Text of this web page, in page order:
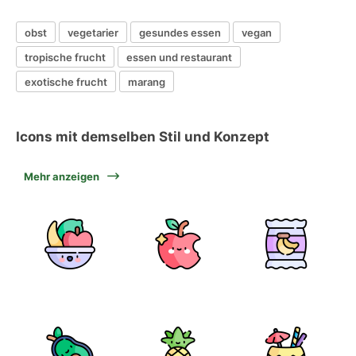
obst vegetarier gesundes essen
vegan
tropische frucht
essen und restaurant
exotische frucht
marang
Icons mit demselben Stil und Konzept
Mehr anzeigen